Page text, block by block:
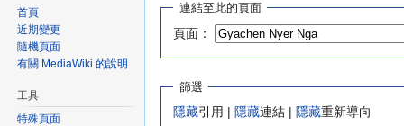
覽
尋
連結至此的頁面
頁面：
篩選
隱藏引用 | 隱藏連結 | 隱藏重新導向
首頁
近期變更
隨機頁面
有關 MediaWiki 的說明
工具
特殊頁面